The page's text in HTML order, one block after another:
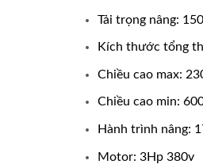
Tải trọng nâng:
Kích thước tổng
Chiều cao max:
Chiều cao min:
Hành trình nâng:
Motor: 3Hp 380v